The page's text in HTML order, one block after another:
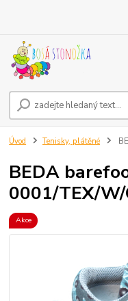
Úvod Tenisky, plátěné
BEDA
0001/TEX/W/
Akce